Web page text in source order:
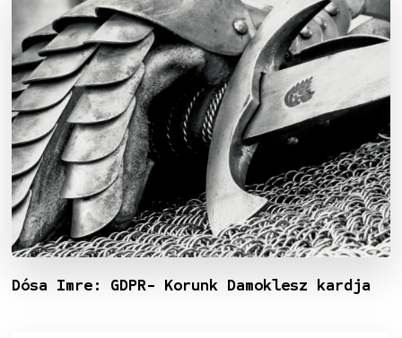
Dósa Imre: GDPR- Korunk Damoklesz kardja